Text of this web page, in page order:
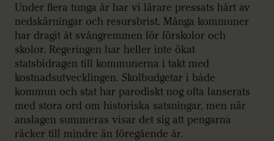
Under flera tunga år har vi lärare pressats hårt av
nedskärningar och resursbrist. Många kommuner
har dragit åt svångremmen för förskolor och
skolor. Regeringen har heller inte ökat
statsbidragen till kommunerna i takt med
kostnadsutvecklingen. Skolbudgetar i både
kommun och stat har parodiskt nog ofta lanserats
med stora ord om historiska satsningar, men när
anslagen summeras visar det sig att pengarna
räcker till mindre än föregående år.